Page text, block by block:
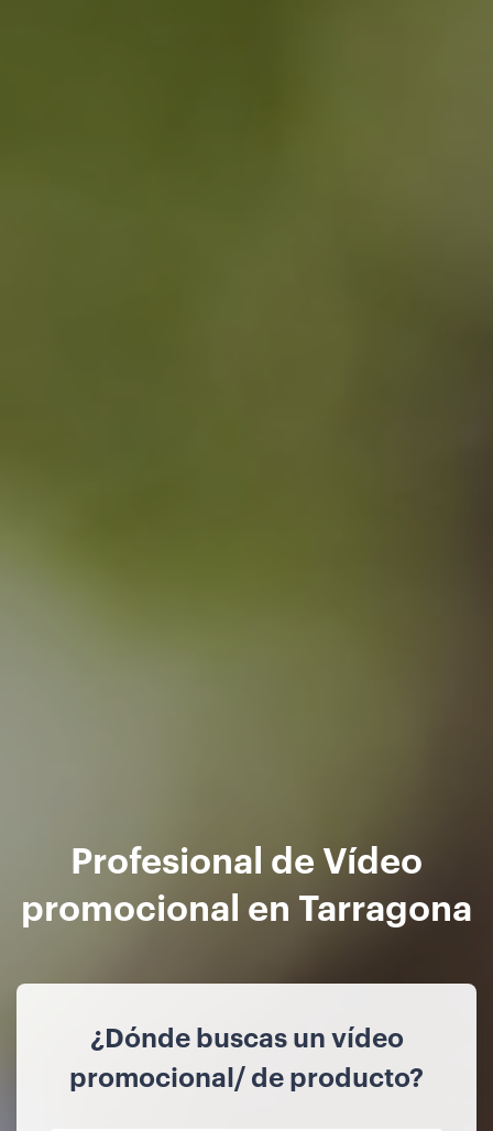
Profesional de Vídeo
promocional en Tarragona
¿Dónde buscas un vídeo
promocional/ de producto?